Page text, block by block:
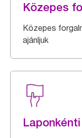
Közepes
Közepes
ajánljuk